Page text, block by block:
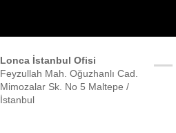
Lonca İstanbul Ofisi
Feyzullah Mah. Oğuzhanlı Cad.
Mimozalar Sk. No 5 Maltepe /
İstanbul